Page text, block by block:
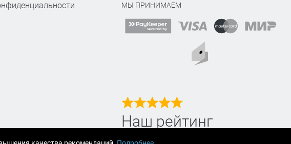
МЫ ПРИНИМАЕМ
Наш рейтинг
на Яндекс маркет